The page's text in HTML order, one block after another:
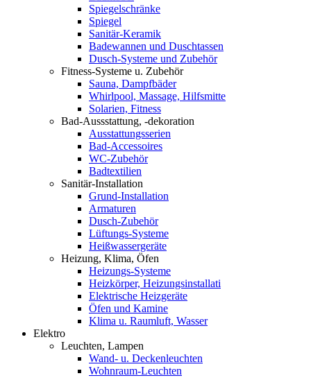
Spiegelschränke
Spiegel
Sanitär-Keramik
Badewannen und Duschtassen
Dusch-Systeme und Zubehör
Fitness-Systeme u. Zubehör
Sauna, Dampfbäder
Whirlpool, Massage, Hilfsmitte
Solarien, Fitness
Bad-Aussstattung, -dekoration
Ausstattungsserien
Bad-Accessoires
WC-Zubehör
Badtextilien
Sanitär-Installation
Grund-Installation
Armaturen
Dusch-Zubehör
Lüftungs-Systeme
Heißwassergeräte
Heizung, Klima, Öfen
Heizungs-Systeme
Heizkörper, Heizungsinstallati
Elektrische Heizgeräte
Öfen und Kamine
Klima u. Raumluft, Wasser
Elektro
Leuchten, Lampen
Wand- u. Deckenleuchten
Wohnraum-Leuchten